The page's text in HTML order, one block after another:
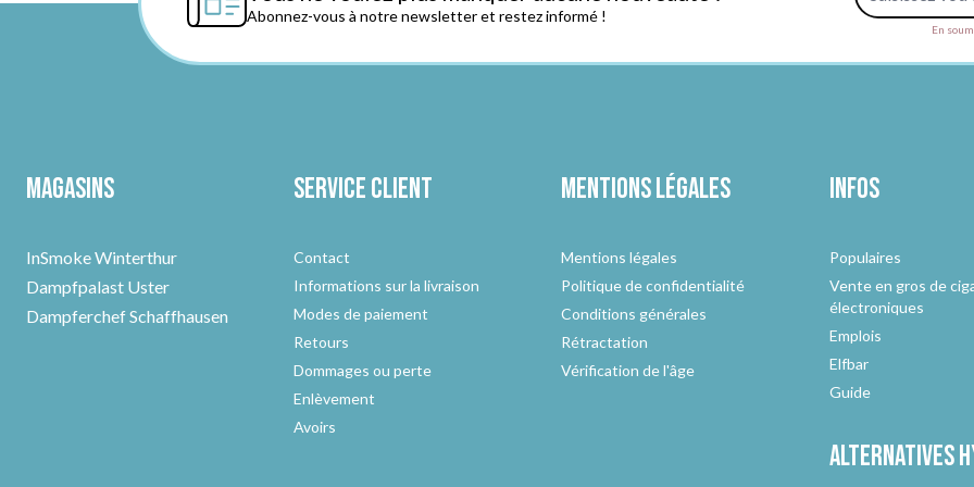
Abonnez-vous à notre newsletter et restez informé !
En
Magasins
InSmoke Winterthur
Dampfpalast Uster
Dampferchef Schaffhausen
Service client
Contact
Informations sur la livraison
Modes de paiement
Retours
Dommages ou perte
Enlèvement
Avoirs
Mentions légales
Mentions légales
Politique de confidentialité
Conditions générales
Rétractation
Vérification de l'âge
Infos
Populaires
Vente en gros de
électroniques
Emplois
Elfbar
Guide
Alternatives